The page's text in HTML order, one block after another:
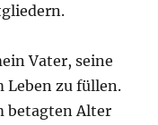
Vater, seine
Leben zu füllen.
betagten Alter